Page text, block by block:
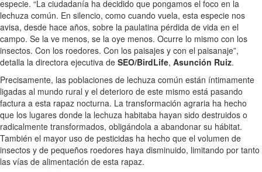
especie. “La ciudadanía ha decidido que pongamos el foco en la
lechuza común. En silencio, como cuando vuela, esta especie nos
avisa, desde hace años, sobre la paulatina pérdida de vida en el
campo. Se la ve menos, se la oye menos. Ocurre lo mismo con los
insectos. Con los roedores. Con los paisajes y con el paisanaje”,
detalla la directora ejecutiva de SEO/BirdLife, Asunción Ruiz.
Precisamente, las poblaciones de lechuza común están íntimamente
ligadas al mundo rural y el deterioro de este mismo está pasando
factura a esta rapaz nocturna. La transformación agraria ha hecho
que los lugares donde la lechuza habitaba hayan sido destruidos o
radicalmente transformados, obligándola a abandonar su hábitat.
También el mayor uso de pesticidas ha hecho que el volumen de
insectos y de pequeños roedores haya disminuido, limitando por tanto
las vías de alimentación de esta rapaz.